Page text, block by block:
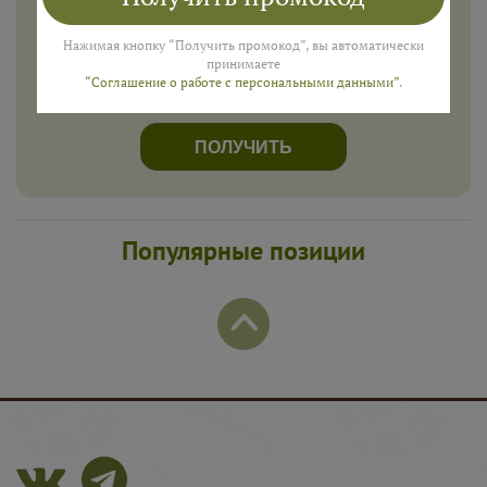
Введите ваш номер телефона и мы пришлем промокод
для подарка в смс
ПОЛУЧИТЬ
Популярные позиции
Нажимая кнопку “Получить промокод”, вы автоматически
принимаете
“Соглашение о работе с персональными данными”.